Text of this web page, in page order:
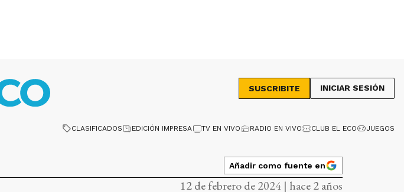
SUSCRIBITE INICIAR SESIÓN
CLASIFICADOS EDICIÓN IMPRESA TV EN VIVO RADIO EN VIVO CLUB EL ECO JUEGOS
Añadir como fuente en
12 de febrero de 2024 | hace 2 años